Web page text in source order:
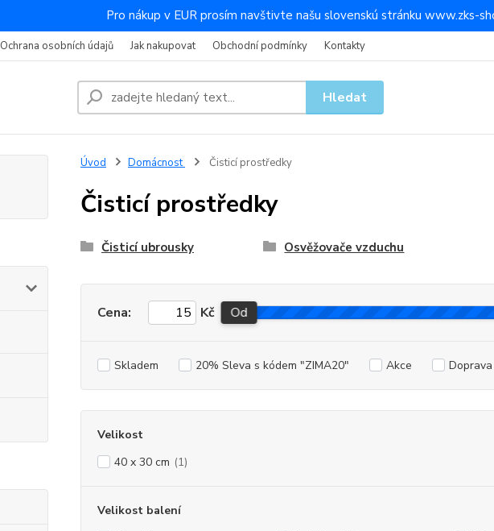
Pro nákup v EUR prosím navštivte našu slovenskú stránku www.zks-
Ochrana osobních údajů Jak nakupovat Obchodní podmínky Kontakty
Hledat
Úvod Domácnost Čisticí prostředky
Čisticí prostředky
Čisticí ubrousky Osvěžovače vzduchu
Cena: Kč Od
Skladem 20% Sleva s kódem "ZIMA20" Akce
Velikost
40 x 30 cm (1)
Velikost balení